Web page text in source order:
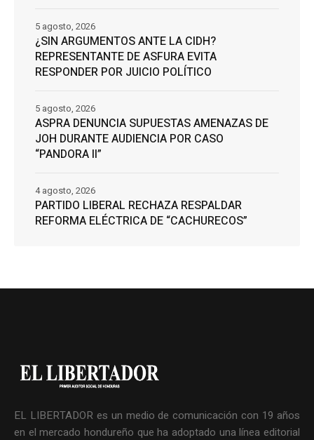
¿SIN ARGUMENTOS ANTE LA CIDH?
REPRESENTANTE DE ASFURA EVITA
RESPONDER POR JUICIO POLÍTICO
5 agosto, 2026
ASPRA DENUNCIA SUPUESTAS AMENAZAS DE
JOH DURANTE AUDIENCIA POR CASO
“PANDORA II”
5 agosto, 2026
PARTIDO LIBERAL RECHAZA RESPALDAR
REFORMA ELÉCTRICA DE “CACHURECOS”
4 agosto, 2026
EL LIBERTADOR es un medio de comunicación con 19 años
en el mercado hondureño que ha adoptado una línea editorial